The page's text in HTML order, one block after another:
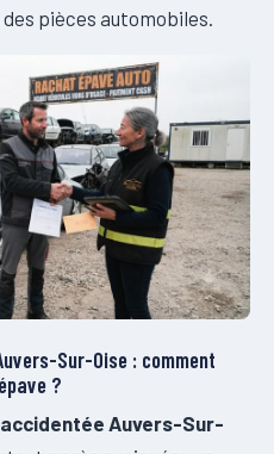
pièces automobiles.
Sur-Oise : comment
?
Auvers-Sur-